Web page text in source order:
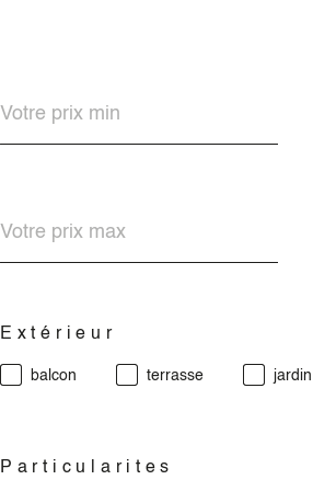
min
max
Extérieur
balcon terrasse jardin
Particularites